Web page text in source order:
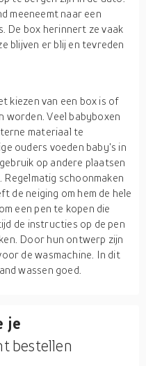
meeneemt naar een
De box herinnert ze vaak
blijven er blij en tevreden
kiezen van een box is of
worden. Veel babyboxen
materiaal te
ouders voeden baby's in
op andere plaatsen
schoonmaken
de neiging om hem de hele
een pen te kopen die
de instructies op de pen
Door hun ontwerp zijn
de wasmachine. In dit
wassen goed.
je
bestellen